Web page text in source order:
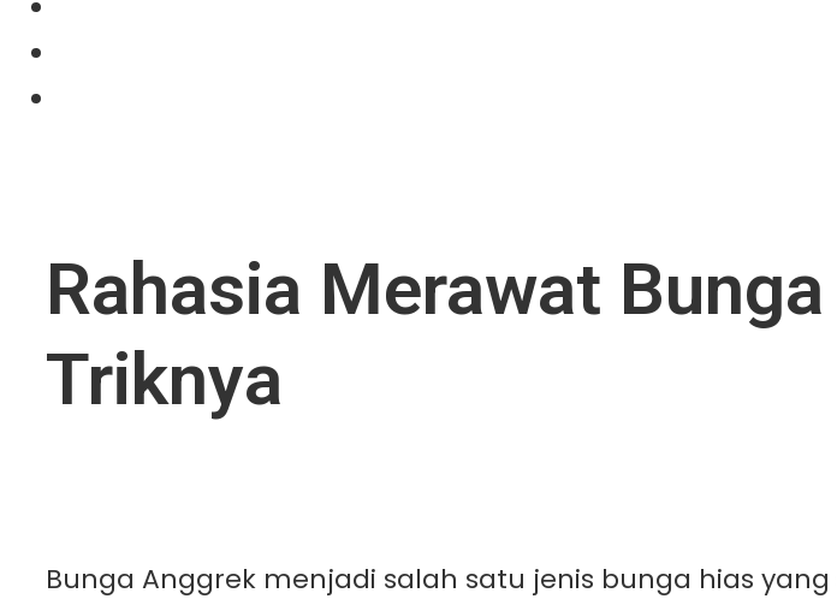
Rahasia Merawat
Triknya
Bunga Anggrek menjadi salah satu jenis bunga hias